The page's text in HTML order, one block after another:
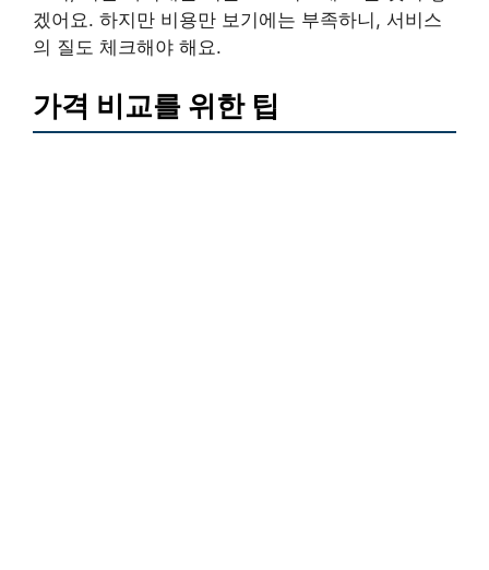
겠어요. 하지만 비용만 보기에는 부족하니, 서비스
의 질도 체크해야 해요.
가격 비교를 위한 팁